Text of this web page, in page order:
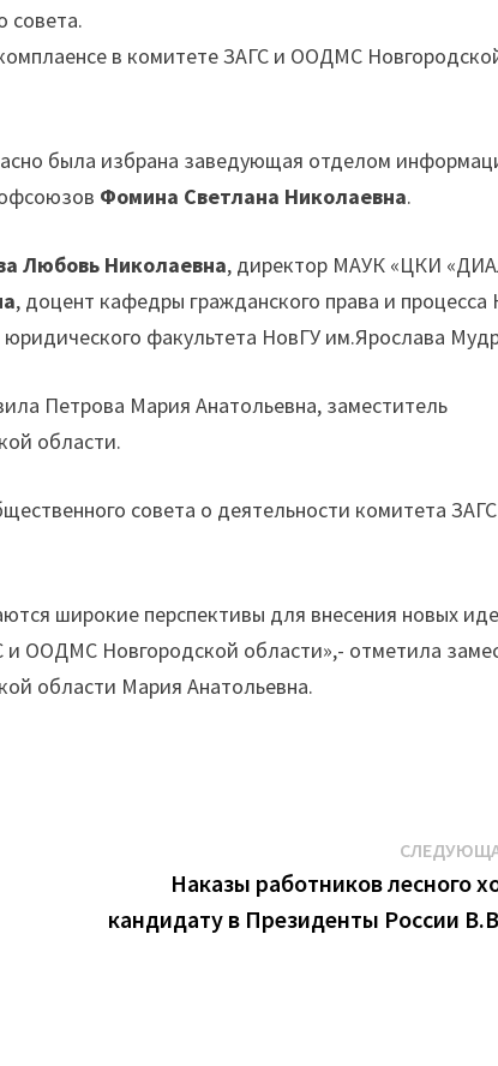
совета.
в комитете ЗАГС и ООДМС
была избрана заведующая отделом
Фомина Светлана Николаевна.
Любовь Николаевна, директор МАУК «ЦКИ
, доцент кафедры гражданского права и процесса
факультета НовГУ им.Ярослава
Петрова Мария Анатольевна, заместитель
области.
совета о деятельности комитета
широкие перспективы для внесения новых
ООДМС Новгородской области»,- отметила
области Мария Анатольевна.
Наказы работников лесного
кандидату в Президенты России